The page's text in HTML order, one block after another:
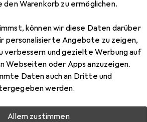
den Warenkorb zu ermöglichen.
können wir diese Daten darüber
personalisierte Angebote zu zeigen,
verbessern und gezielte Werbung auf
Webseiten oder Apps anzuzeigen.
Daten auch an Dritte und
werden.
Allem zustimmen
Dockcase USB-C®
DPB61L-EB
Display,